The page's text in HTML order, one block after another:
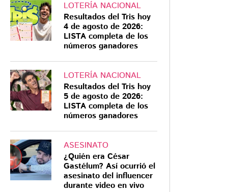
LOTERÍA NACIONAL
Resultados del Tris hoy
4 de agosto de 2026:
LISTA completa de los
números ganadores
LOTERÍA NACIONAL
Resultados del Tris hoy
5 de agosto de 2026:
LISTA completa de los
números ganadores
ASESINATO
¿Quién era César
Gastélum? Así ocurrió el
asesinato del influencer
durante video en vivo